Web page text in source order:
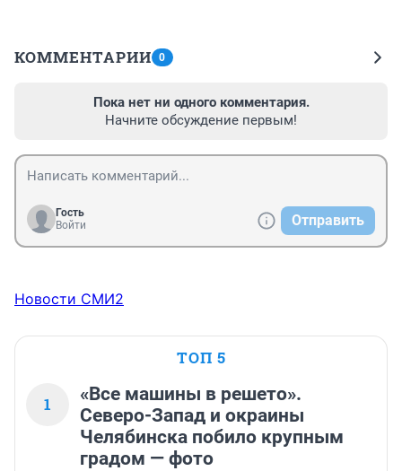
КОММЕНТАРИИ 0
Пока нет ни одного комментария.
Начните обсуждение первым!
Гость
Войти
Отправить
Новости СМИ2
ТОП 5
1
«Все машины в решето».
Северо-Запад и окраины
Челябинска побило крупным
градом — фото